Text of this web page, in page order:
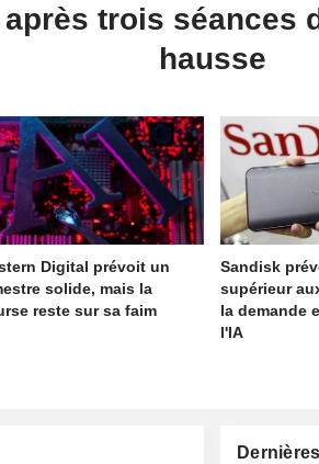
après trois séances
hausse
Digital prévoit un
solide, mais la
reste sur sa faim
Sandisk
supérieur
la demande
l'IA